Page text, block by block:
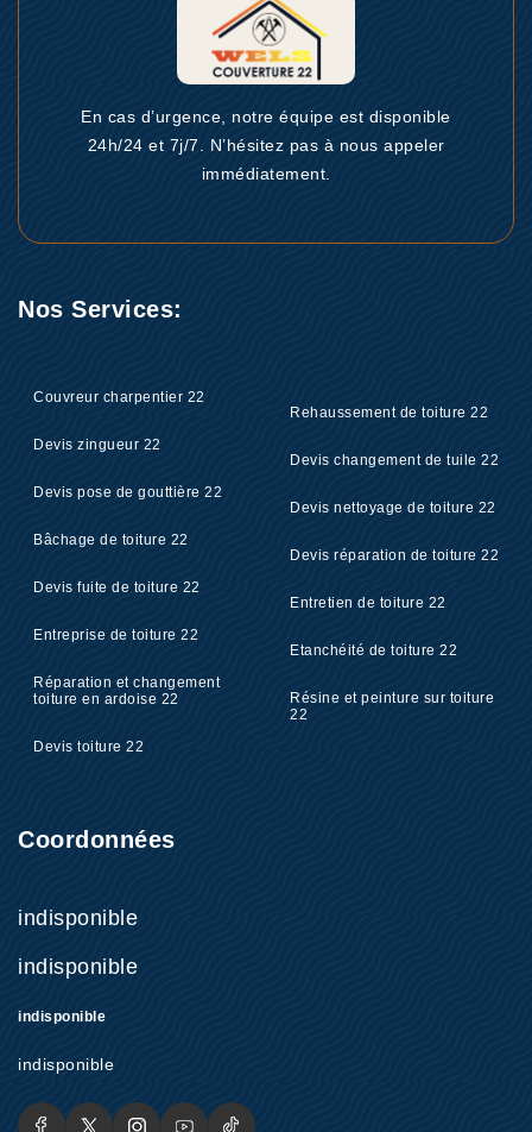
En cas d’urgence, notre équipe est disponible
24h/24 et 7j/7. N’hésitez pas à nous appeler
immédiatement.
Nos Services:
Couvreur charpentier 22
Devis zingueur 22
Devis pose de gouttière 22
Bâchage de toiture 22
Devis fuite de toiture 22
Entreprise de toiture 22
Réparation et changement
toiture en ardoise 22
Devis toiture 22
Rehaussement de toiture 22
Devis changement de tuile 22
Devis nettoyage de toiture 22
Devis réparation de toiture 22
Entretien de toiture 22
Etanchéité de toiture 22
Résine et peinture sur toiture
22
Coordonnées
indisponible
indisponible
indisponible
indisponible